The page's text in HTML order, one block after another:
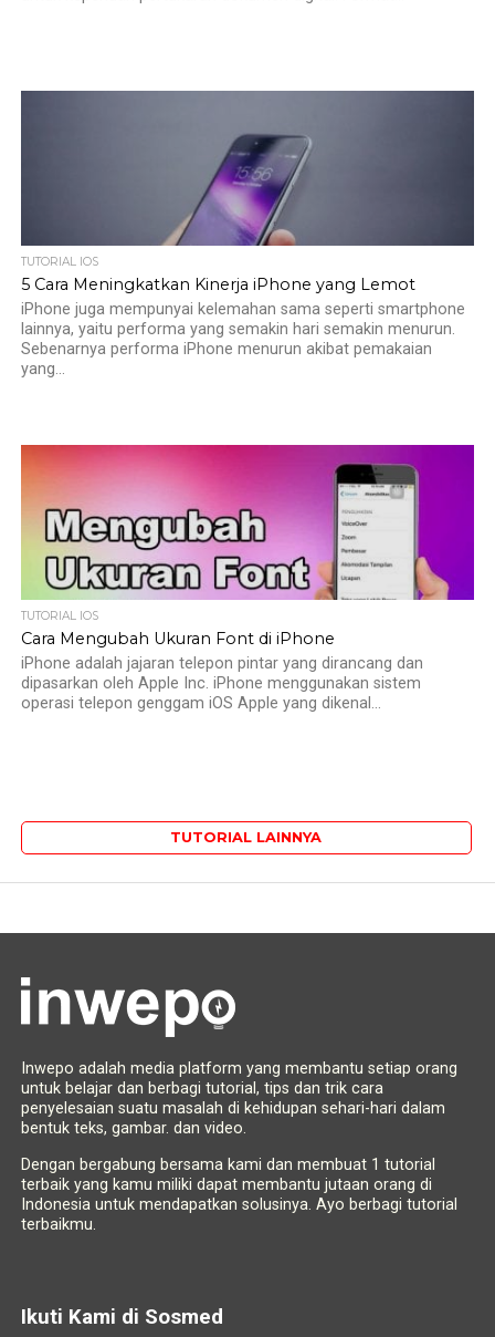
TUTORIAL IOS
5 Cara Meningkatkan Kinerja iPhone yang Lemot
iPhone juga mempunyai kelemahan sama seperti smartphone
lainnya, yaitu performa yang semakin hari semakin menurun.
Sebenarnya performa iPhone menurun akibat pemakaian
yang...
TUTORIAL IOS
Cara Mengubah Ukuran Font di iPhone
iPhone adalah jajaran telepon pintar yang dirancang dan
dipasarkan oleh Apple Inc. iPhone menggunakan sistem
operasi telepon genggam iOS Apple yang dikenal...
TUTORIAL LAINNYA
Inwepo adalah media platform yang membantu setiap orang
untuk belajar dan berbagi tutorial, tips dan trik cara
penyelesaian suatu masalah di kehidupan sehari-hari dalam
bentuk teks, gambar. dan video.
Dengan bergabung bersama kami dan membuat 1 tutorial
terbaik yang kamu miliki dapat membantu jutaan orang di
Indonesia untuk mendapatkan solusinya. Ayo berbagi tutorial
terbaikmu.
Ikuti Kami di Sosmed